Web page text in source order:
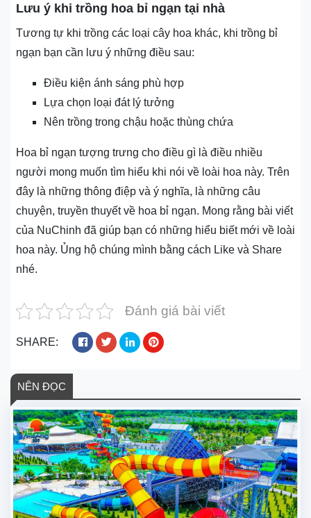
Lưu ý khi trồng hoa bỉ ngạn tại nhà
Tương tự khi trồng các loại cây hoa khác, khi trồng bỉ
ngạn bạn cần lưu ý những điều sau:
Điều kiện ánh sáng phù hợp
Lựa chọn loại đát lý tưởng
Nên trồng trong chậu hoặc thùng chứa
Hoa bỉ ngạn tượng trưng cho điều gì là điều nhiều
người mong muốn tìm hiểu khi nói về loài hoa này. Trên
đây là những thông điệp và ý nghĩa, là những câu
chuyện, truyền thuyết về hoa bỉ ngạn. Mong rằng bài viết
của NuChinh đã giúp bạn có những hiểu biết mới về loài
hoa này. Ủng hộ chúng mình bằng cách Like và Share
nhé.
Đánh giá bài viết
SHARE:
NÊN ĐỌC